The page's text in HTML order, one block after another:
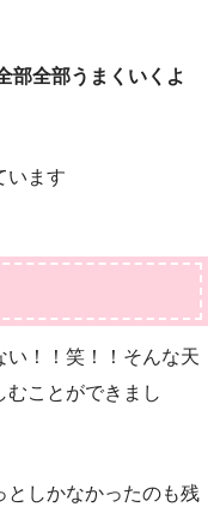
部全部うまくいくよ
います
い！！笑！！そんな天
むことができまし
としかなかったのも残